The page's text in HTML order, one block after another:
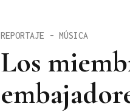
Los
REPORTAJE - MÚSICA